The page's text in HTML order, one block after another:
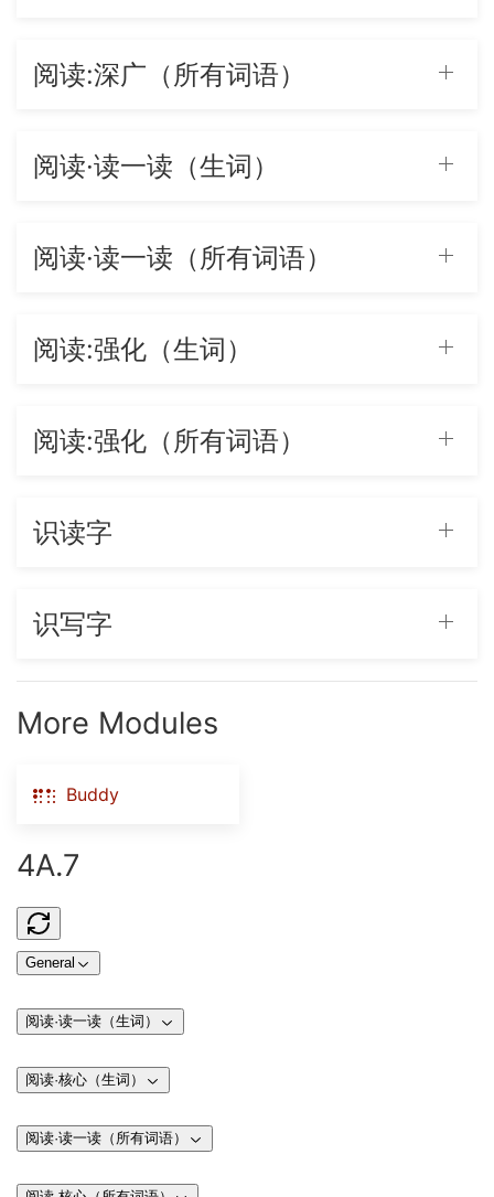
阅读:深广（所有词语）
阅读·读一读（生词）
阅读·读一读（所有词语）
阅读:强化（生词）
阅读:强化（所有词语）
识读字
识写字
More Modules
Buddy
4A.7
General
阅读·读一读（生词）
阅读·核心（生词）
阅读·读一读（所有词语）